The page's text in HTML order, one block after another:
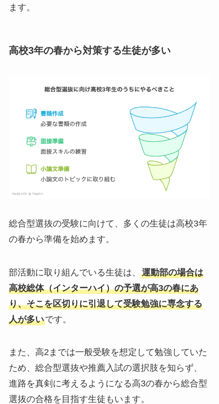
ます。
高校3年の春から対策する生徒が多い
総合型選抜の受験に向けて、多くの生徒は高校3年
の春から準備を始めます。
部活動に取り組んでいる生徒は、 運動部の場合は
高校総体（インターハイ）の予選が高3の春にあ
り、そこを区切りに引退して受験勉強に専念する
人が多いです。
また、高2までは一般受験を想定して勉強していた
ため、総合型選抜や推薦入試の選択肢を知らず、
進路を真剣に考えるようになる高3の春から総合型
選抜の合格を目指す生徒もいます。